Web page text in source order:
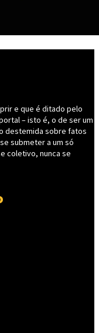
e que é ditado pelo
– isto é, o de ser um
destemida sobre fatos
submeter a um só
coletivo, nunca se